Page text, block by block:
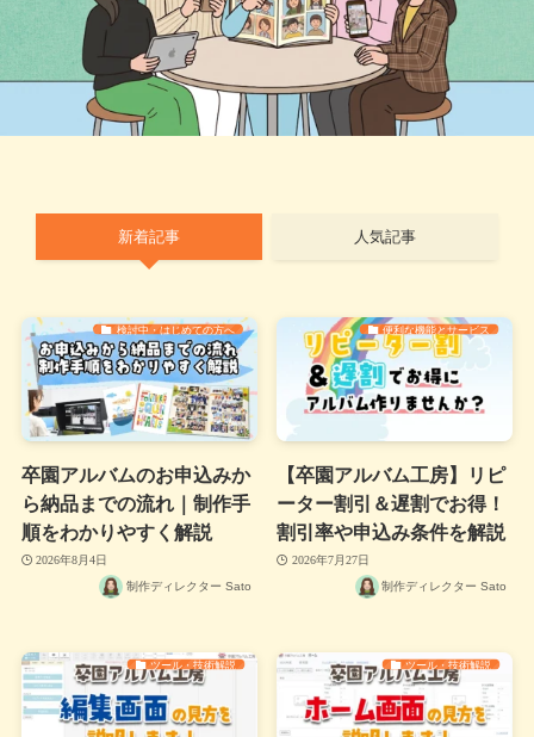
新着記事 人気記事
検討中・はじめての方へ
卒園アルバムのお申込みか
ら納品までの流れ｜制作手
順をわかりやすく解説
2026年8月4日
制作ディレクター Sato
便利な機能とサービス
【卒園アルバム工房】リピ
ーター割引＆遅割でお得！
割引率や申込み条件を解説
2026年7月27日
制作ディレクター Sato
ツール・技術解説 ツール・技術解説